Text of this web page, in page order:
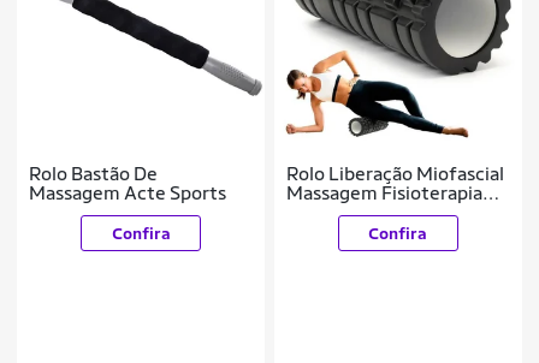
Rolo Bastão De
Massagem Acte Sports
Confira
Rolo Liberação Miofascial
Massagem Fisioterapia
Pilates Yoga Preto Best
Confira